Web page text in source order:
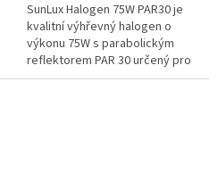
SunLux Halogen 75W PAR30 je
kvalitní výhřevný halogen o
výkonu 75W s parabolickým
reflektorem PAR 30 určený pro
vyhřívání terárií. Vysoká